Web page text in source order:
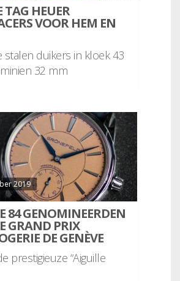
TAG HEUER
VOOR HEM EN
stalen duikers in kloek 43
32 mm
2019
84 GENOMINEERDEN
GRAND PRIX
DE GENÈVE
prestigieuze “Aiguille